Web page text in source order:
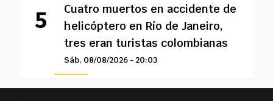
Cuatro muertos en accidente de
helicóptero en Río de Janeiro,
tres eran turistas colombianas
Sáb, 08/08/2026 - 20:03